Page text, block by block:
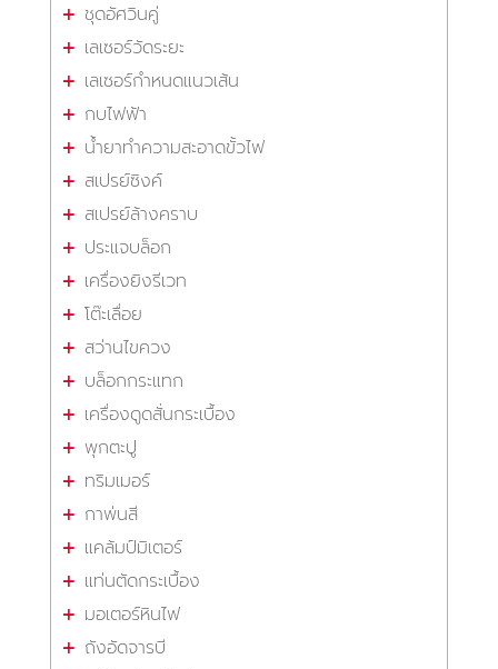
ชุดอัศวินคู่
เลเซอร์วัดระยะ
เลเซอร์กำหนดแนวเส้น
กบไฟฟ้า
น้ำยาทำความสะอาดขั้วไฟ
สเปรย์ซิงค์
สเปรย์ล้างคราบ
ประแจบล็อก
เครื่องยิงรีเวท
โต๊ะเลื่อย
สว่านไขควง
บล็อกกระแทก
เครื่องดูดสั่นกระเบื้อง
พุกตะปู
ทริมเมอร์
กาพ่นสี
แคล้มป์มิเตอร์
แท่นตัดกระเบื้อง
มอเตอร์หินไฟ
ถังอัดจารบี